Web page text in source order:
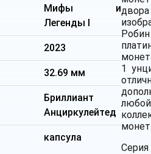
Мифы и
Легенды I
2023
32.69 мм
Бриллиант
Анциркулейтед
капсула
двора
1
любой
монет.
Серия